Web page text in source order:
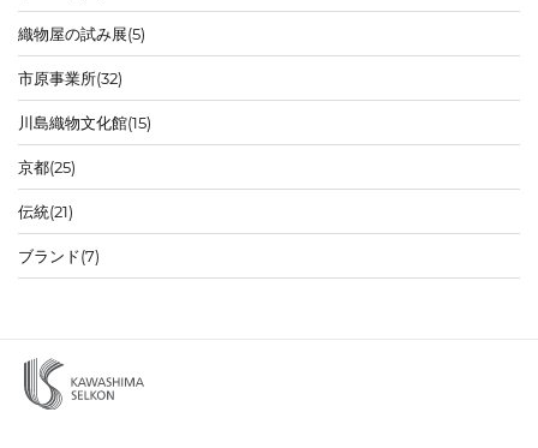
織物屋の試み展(5)
市原事業所(32)
川島織物文化館(15)
京都(25)
伝統(21)
ブランド(7)